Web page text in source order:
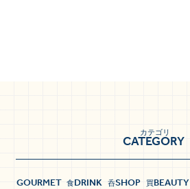
CATEGORY
カテゴリ
GOURMET 食DRINK 呑SHOP 買BEAUTY